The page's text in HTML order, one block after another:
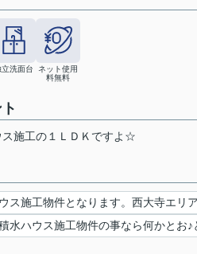
立洗面台
ネット使用
料無料
ス施工の１ＬＤＫですよ☆
ス施工物件となります。西大寺エリ
水ハウス施工物件の事なら何かと